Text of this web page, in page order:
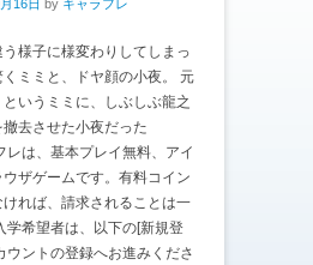
16日 by キャラフレ
様子に様変わりしてしまっ
ミミと、ドヤ顔の小夜。 元
いうミミに、しぶしぶ龍之
去させた小夜だった
は、基本プレイ無料、アイ
ザゲームです。有料コイン
れば、請求されることは一
学希望者は、以下の[新規登
ウントの登録へお進みくださ